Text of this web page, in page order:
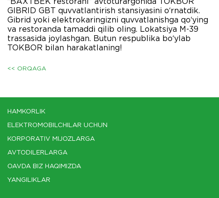
“BAXTBEK restorani” avtoturargohida TOKBOR
GIBRID GBT quvvatlantirish stansiyasini o‘rnatdik.
Gibrid yoki elektrokaringizni quvvatlanishga qo‘ying
va restoranda tamaddi qilib oling. Lokatsiya M-39
trassasida joylashgan. Butun respublika bo‘ylab
TOKBOR bilan harakatlaning!
<< ORQAGA
HAMKORLIK
ELEKTROMOBILCHILAR UCHUN
KORPORATIV MIJOZLARGA
AVTODILERLARGA
OAVDA BIZ HAQIMIZDA
YANGILIKLAR